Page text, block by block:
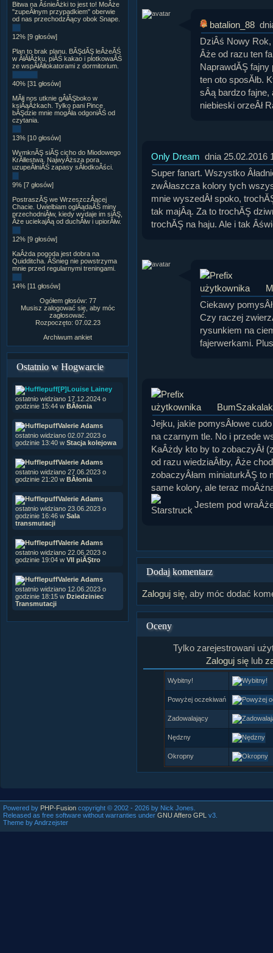
Bitwa na ÂśnieÂżki to jest to! MoÂże
"zupeÂłnym przypadkiem" oberwie
od nas przechodzÂący obok Snape.
12% [9 głosów]
Plan to brak planu. BĂŞdĂŞ leÂżeĂŚ
w ÂłĂłÂżku, piĂŚ kakao i plotkowaĂŚ
ze wspĂłÂłlokatorami z dormitorium.
40% [31 głosów]
MĂłj nos utknie gÂłĂŞboko w
ksiÂąÂżkach. Tylko pani Pince
bĂŞdzie mnie mogÂła odgoniĂŚ od
czytania.
13% [10 głosów]
WymknĂŞ siĂŞ cicho do Miodowego
KrĂłlestwa. NajwyÂższa pora
uzupeÂłniĂŚ zapasy sÂłodkoÂści.
9% [7 głosów]
PostraszĂŞ we WrzeszczÂącej
Chacie. Uwielbiam oglÂądaĂŚ miny
przechodniĂłw, kiedy wydaje im siĂŞ,
Âże uciekajÂą od duchĂłw i upiorĂłw.
12% [9 głosów]
KaÂżda pogoda jest dobra na
Quidditcha. ÂŚnieg nie powstrzyma
mnie przed regularnymi treningami.
14% [11 głosów]
Ogółem głosów: 77
Musisz zalogować się, aby móc
zagłosować.
Rozpoczęto: 07.02.23
Archiwum ankiet
Ostatnio w Hogwarcie
[P]Louise Lainey
ostatnio widziano 17.12.2024 o
godzinie 15:44 w BÂłonia
Valerie Adams
ostatnio widziano 02.07.2023 o
godzinie 13:40 w Stacja kolejowa
Valerie Adams
ostatnio widziano 27.06.2023 o
godzinie 21:20 w BÂłonia
Valerie Adams
ostatnio widziano 23.06.2023 o
godzinie 16:46 w Sala
transmutacji
Valerie Adams
ostatnio widziano 22.06.2023 o
godzinie 19:04 w VII piĂŞtro
Valerie Adams
ostatnio widziano 12.06.2023 o
godzinie 18:15 w Dziedziniec
Transmutacji
batalion_88
DziÂś Nowy
Âże od razu ten
NaprawdĂŞ fajny
ten oto sposĂłb.
sÂą bardzo fajne,
niebieski orzeÂł
Only Dream dnia 25.02.2016
Super fanart. Wszystko
zwÂłaszcza kolory tych
mnie wyszedÂł spoko,
tak majÂą. Za to trochĂŞ
trochĂŞ na haju. Ale i tak
Ciekawy
Czy raczej
rysunkiem na
fajerwerkami.
Jejku, jakie pomysÂłowe
na czarnym tle. No i przede
KaÂżdy kto by to zobaczyÂł
od razu wiedziaÂłby, Âże
zobaczyÂłam miniaturkĂŞ to
same kolory, ale teraz
Jestem pod
Dodaj komentarz
Zaloguj się, aby móc dodać
Oceny
Tylko zarejestrowani
Zaloguj się lub
Wybitny!
Powyżej oczekiwań
Zadowalający
Nędzny
Okropny
Powered by PHP-Fusion copyright © 2002 - 2026 by Nick Jones.
Released as free software without warranties under GNU Affero GPL v3.
Theme by Andrzejster